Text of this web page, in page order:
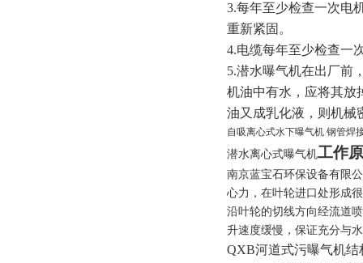
3.每年至少检查一次电
重新紧固。
4.电缆每年至少检查一
5.潜水曝气机在出厂前
机油中有水，应将其放
油又成乳化液，则机械
自吸离心式水下曝气机 钢管焊
潜水离心式曝气机工作
南京蓝宝石环保设备有限
心力，在叶轮进口处形成
沿叶轮的切线方向经流道
升速度缓慢，保证充分与
QXB河道式污曝气机结